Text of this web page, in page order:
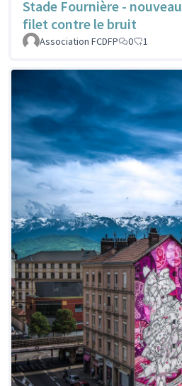
Stade Fournière - nouveau
filet contre le bruit
Association FCDFP
0 1